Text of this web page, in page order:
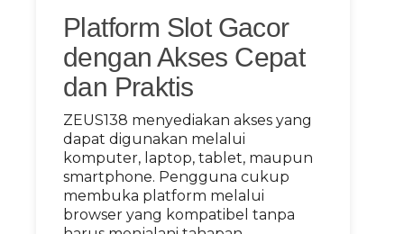
Platform Slot Gacor
dengan Akses Cepat
dan Praktis
ZEUS138 menyediakan akses yang
dapat digunakan melalui
komputer, laptop, tablet, maupun
smartphone. Pengguna cukup
membuka platform melalui
browser yang kompatibel tanpa